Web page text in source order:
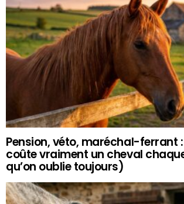
Pension, véto, maréchal-ferrant
coûte vraiment un cheval
qu’on oublie toujours)